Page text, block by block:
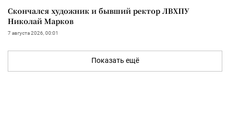
Скончался художник и бывший ректор ЛВХПУ
Николай Марков
7 августа 2026, 00:01
Показать ещё